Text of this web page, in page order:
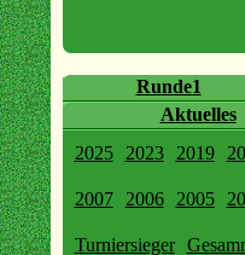
Runde1
Aktuelles
2025
2023 2019
2007 2006 2005
Turniersieger